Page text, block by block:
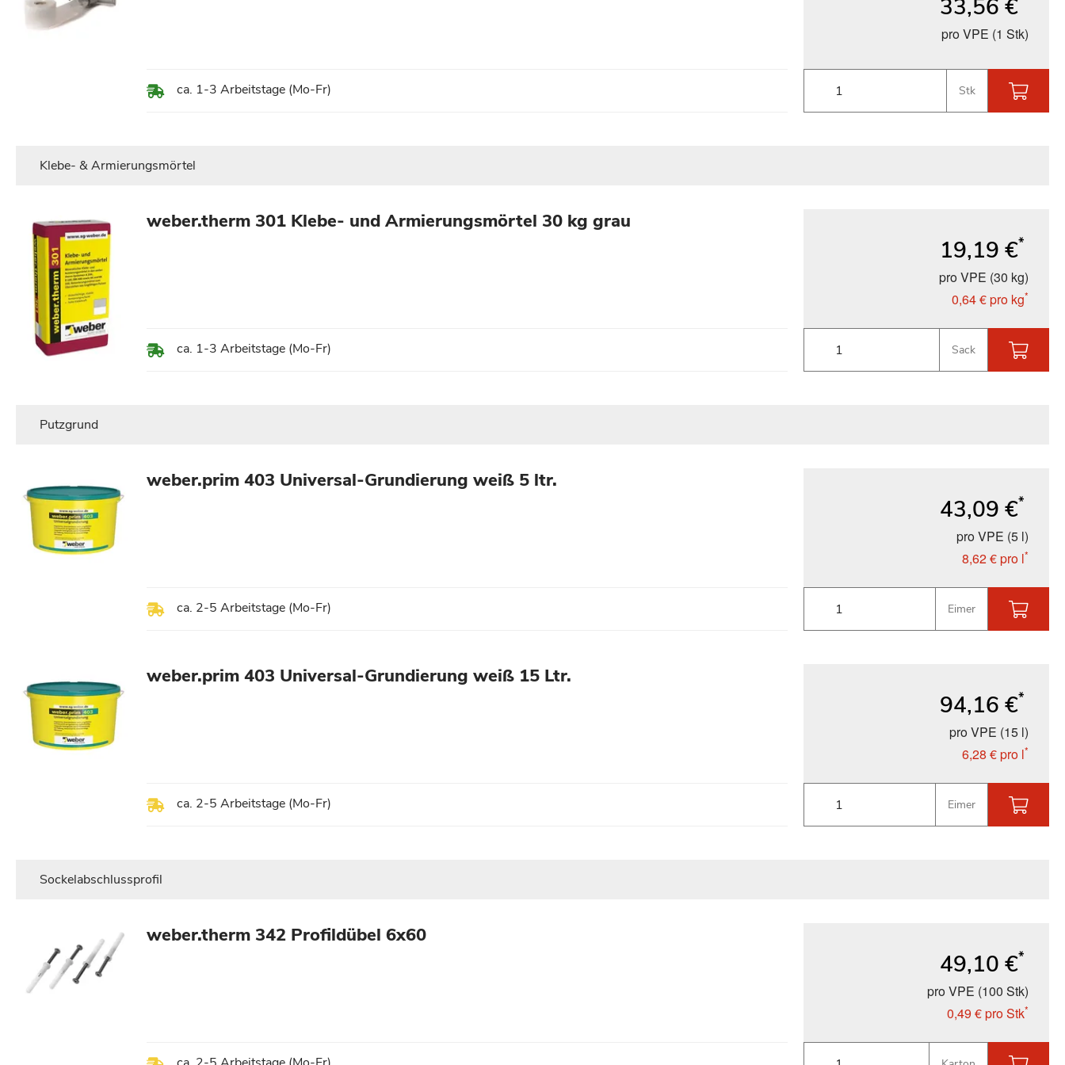
ca. 1-3 Arbeitstage (Mo-Fr)
33,56 €
pro VPE (1 Stk)
Stk
Klebe- & Armierungsmörtel
weber.therm 301 Klebe- und Armierungsmörtel 30 kg grau
ca. 1-3 Arbeitstage (Mo-Fr)
19,19 €*
pro VPE (30 kg)
0,64 €pro kg*
Sack
Putzgrund
weber.prim 403 Universal-Grundierung weiß 5 ltr.
ca. 2-5 Arbeitstage (Mo-Fr)
43,09 €*
pro VPE (5 l)
8,62 €pro l*
Eimer
weber.prim 403 Universal-Grundierung weiß 15 Ltr.
ca. 2-5 Arbeitstage (Mo-Fr)
94,16 €*
pro VPE (15 l)
6,28 €pro l*
Eimer
Sockelabschlussprofil
weber.therm 342 Profildübel 6x60
49,10 €*
pro VPE (100 Stk)
0,49 €pro Stk*